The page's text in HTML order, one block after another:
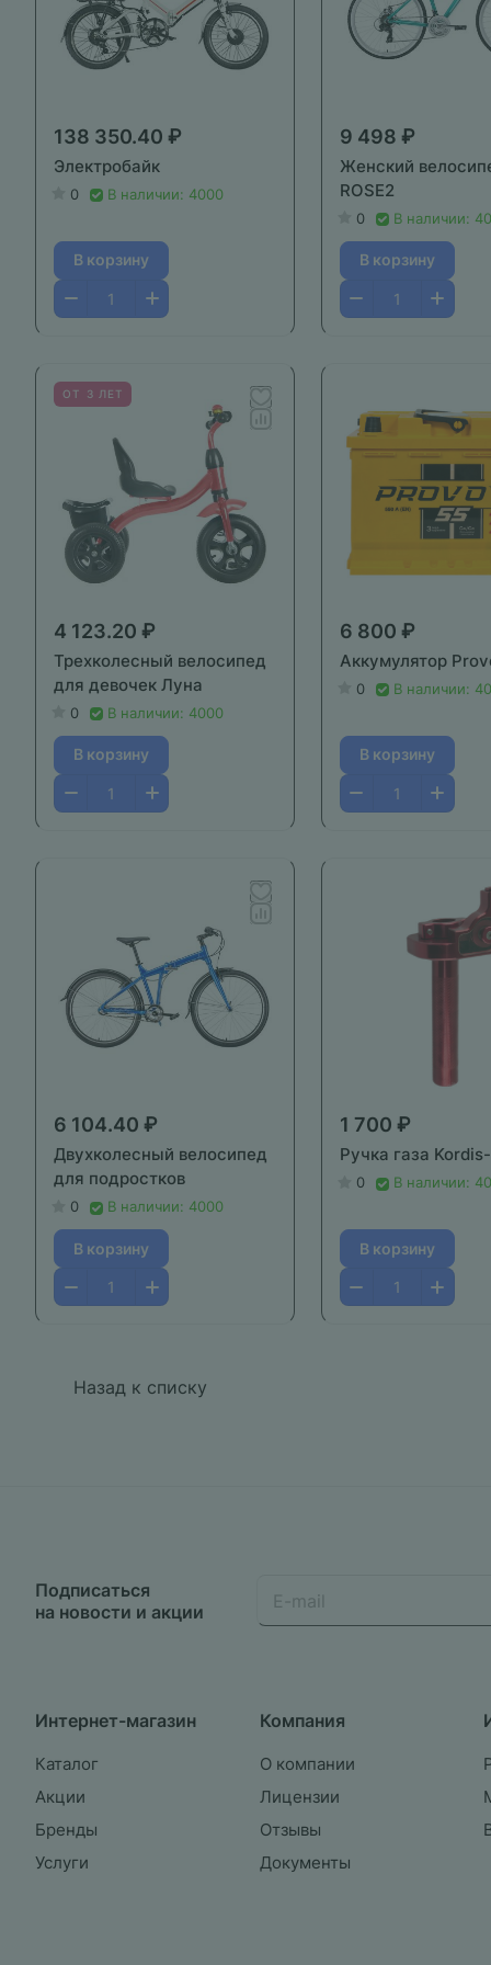
138 350.40 ₽
Электробайк
0 В наличии: 4000
В корзину
9 498 ₽
Женский
ROSE2
0 В наличии:
В корзину
ОТ 3 ЛЕТ
4 123.20 ₽
Трехколесный велосипед
для девочек Луна
0 В наличии: 4000
В корзину
6 800 ₽
Аккумулятор
0 В наличии:
В корзину
6 104.40 ₽
Двухколесный велосипед
для подростков
0 В наличии: 4000
В корзину
1 700 ₽
Ручка газа
0 В наличии:
В корзину
Назад к списку
Подписаться
на новости и акции
Интернет-магазин
Каталог
Акции
Бренды
Услуги
Компания
О компании
Лицензии
Отзывы
Документы